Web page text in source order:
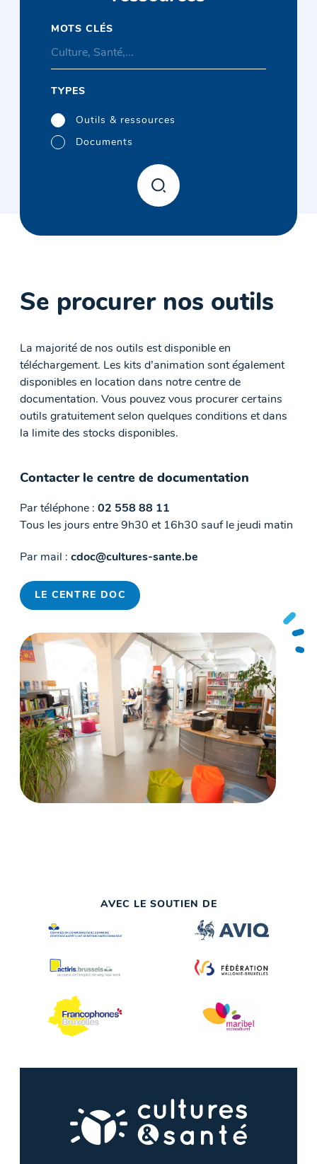
MOTS CLÉS
TYPES
Outils & ressources
Documents
Se procurer nos outils
La majorité de nos outils est disponible en
téléchargement. Les kits d’animation sont également
disponibles en location dans notre centre de
documentation. Vous pouvez vous procurer certains
outils gratuitement selon quelques conditions et dans
la limite des stocks disponibles.
Contacter le centre de documentation
Par téléphone : 02 558 88 11
Tous les jours entre 9h30 et 16h30 sauf le jeudi matin
Par mail : cdoc@cultures-sante.be
LE CENTRE DOC
AVEC LE SOUTIEN DE